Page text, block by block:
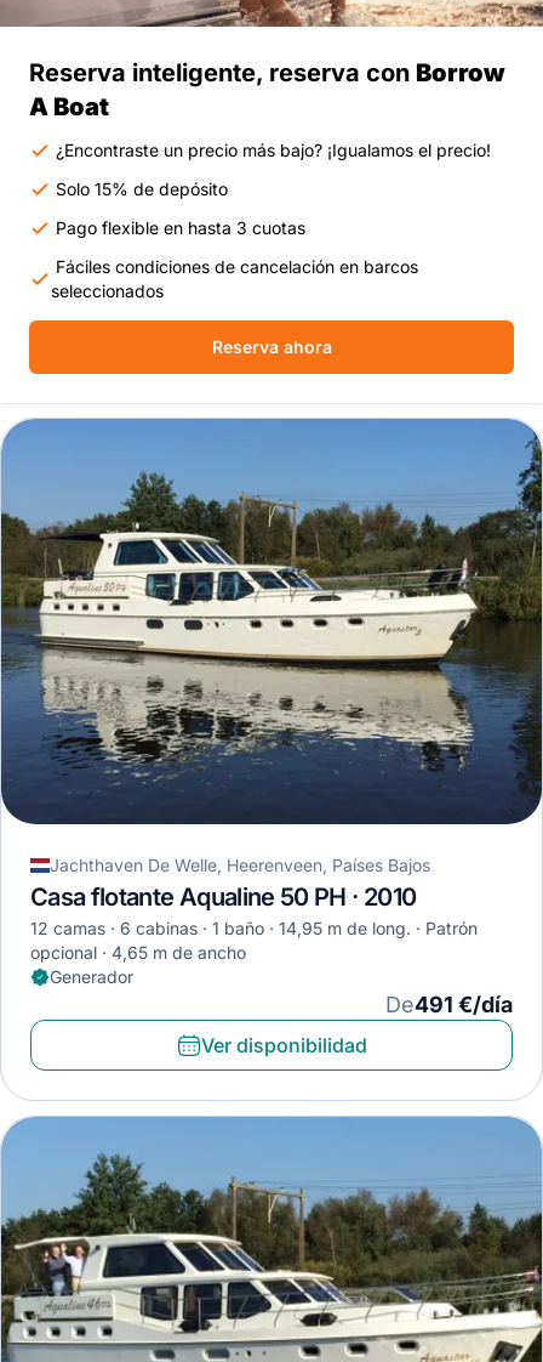
Reserva inteligente, reserva con Borrow
A Boat
¿Encontraste un precio más bajo? ¡Igualamos el precio!
Solo 15% de depósito
Pago flexible en hasta 3 cuotas
Fáciles condiciones de cancelación en barcos
seleccionados
Reserva ahora
Jachthaven De Welle, Heerenveen, Países Bajos
Casa flotante Aqualine 50 PH · 2010
12 camas 6 cabinas 1 baño 14,95 m de long.
Patrón
opcional
4,65 m de ancho
Generador
De491 €/día
Ver disponibilidad